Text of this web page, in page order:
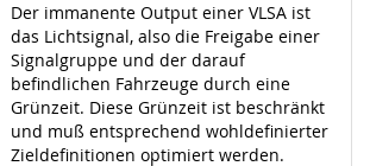
Der immanente Output einer VLSA ist
das Lichtsignal, also die Freigabe einer
Signalgruppe und der darauf
befindlichen Fahrzeuge durch eine
Grünzeit. Diese Grünzeit ist beschränkt
und muß entsprechend wohldefinierter
Zieldefinitionen optimiert werden.